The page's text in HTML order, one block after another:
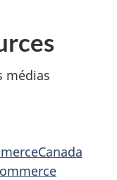
médias